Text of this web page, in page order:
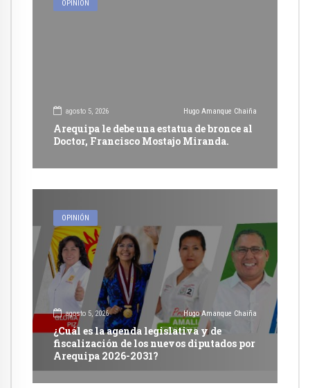
OPINIÓN
agosto 5, 2026 Hugo Amanque Chaiña
Arequipa le debe una estatua de bronce al
Doctor, Francisco Mostajo Miranda.
OPINIÓN
agosto 5, 2026 Hugo Amanque Chaiña
¿Cuál es la agenda legislativa y de
fiscalización de los nuevos diputados por
Arequipa 2026-2031?